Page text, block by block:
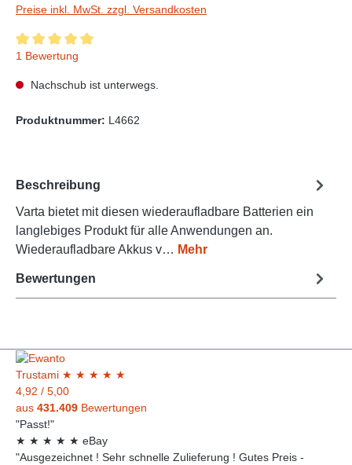
Preise inkl. MwSt. zzgl. Versandkosten
Durchschnittliche Bewertung von 5 von 5 Sternen
1 Bewertung
Nachschub ist unterwegs.
Produktnummer: L4662
Beschreibung
Varta bietet mit diesen wiederaufladbare Batterien ein
langlebiges Produkt für alle Anwendungen an.
Wiederaufladbare Akkus v… Mehr
Bewertungen
Trustami ★ ★ ★ ★ ★
4,92 / 5,00
aus 431.409 Bewertungen
"Passt!"
★ ★ ★ ★ ★ eBay
"Ausgezeichnet ! Sehr schnelle Zulieferung ! Gutes Preis -